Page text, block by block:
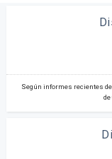
Según informes recientes
de